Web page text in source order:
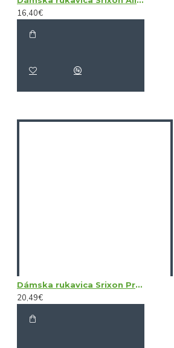
16,40€
Dámska rukavica Srixon Premium Cabretta Left Hand
20,49€